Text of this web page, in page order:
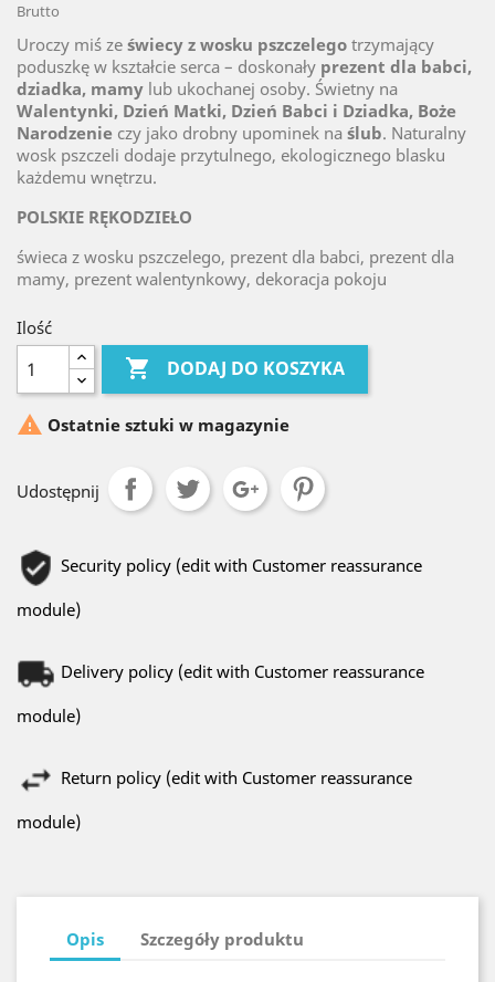
Brutto
Uroczy miś ze świecy z wosku pszczelego trzymający
poduszkę w kształcie serca – doskonały prezent dla babci,
dziadka, mamy lub ukochanej osoby. Świetny na
Walentynki, Dzień Matki, Dzień Babci i Dziadka, Boże
Narodzenie czy jako drobny upominek na ślub. Naturalny
wosk pszczeli dodaje przytulnego, ekologicznego blasku
każdemu wnętrzu.
POLSKIE RĘKODZIEŁO
świeca z wosku pszczelego, prezent dla babci, prezent dla
mamy, prezent walentynkowy, dekoracja pokoju
Ilość
 DODAJ DO KOSZYKA
 Ostatnie sztuki w magazynie
Udostępnij
Security policy (edit with Customer reassurance
module)
Delivery policy (edit with Customer reassurance
module)
Return policy (edit with Customer reassurance
module)
Opis Szczegóły produktu